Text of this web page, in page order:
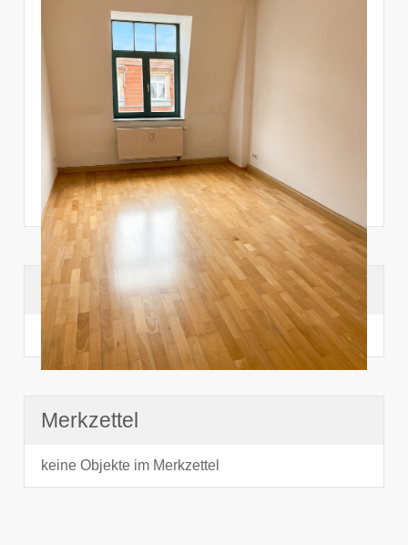
Suchhistorie
noch nichts angesehen
Merkzettel
keine Objekte im Merkzettel